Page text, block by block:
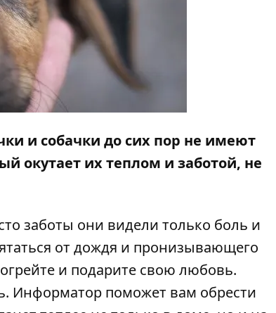
и собачки до сих пор не имеют
окутает их теплом и заботой, не
заботы они видели только боль и
от дождя и пронизывающего
и подарите свою любовь.
Информатор поможет вам обрести